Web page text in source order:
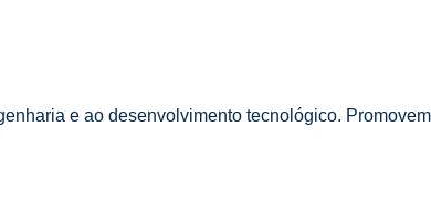
e ao desenvolvimento tecnológico.